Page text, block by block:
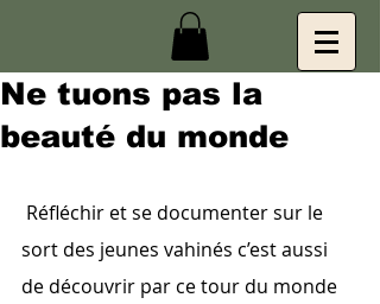
Ne tuons pas la
beauté du monde
Réfléchir et se documenter sur le
sort des jeunes vahinés c’est aussi
de découvrir par ce tour du monde